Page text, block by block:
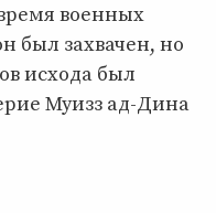
военных
был захвачен, но
исхода был
Муизз ад-Дина